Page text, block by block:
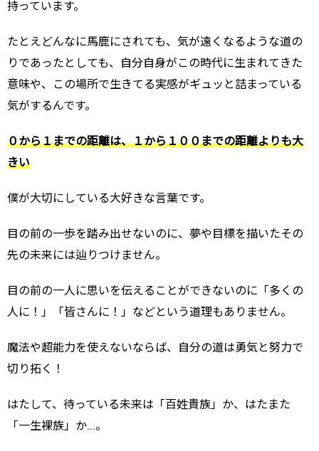
持っています。
たとえどんなに馬鹿にされても、気が遠くなるような道の
りであったとしても、自分自身がこの時代に生まれてきた
意味や、この場所で生きてる実感がギュッと詰まっている
気がするんです。
０から１までの距離は、１から１００までの距離よりも大
きい
僕が大切にしている大好きな言葉です。
目の前の一歩を踏み出せないのに、夢や目標を描いたその
先の未来には辿りつけません。
目の前の一人に思いを伝えることができないのに「多くの
人に！」「皆さんに！」などという道理もありません。
魔法や超能力を使えないならば、自分の道は勇気と努力で
切り拓く！
はたして、待っている未来は「百姓貴族」か、はたまた
「一生裸族」か…。